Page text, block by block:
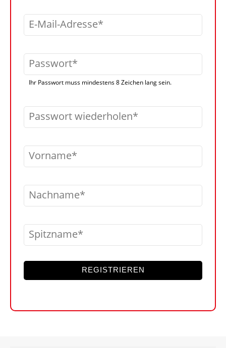
E-Mail-Adresse
Passwort
Ihr Passwort muss mindestens 8 Zeichen lang sein.
Passwort wiederholen
Vorname
Nachname
Spitzname
REGISTRIEREN